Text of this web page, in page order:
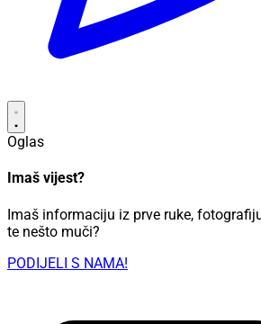
Oglas
Imaš vijest?
Imaš informaciju iz prve ruke,
te nešto muči?
PODIJELI S NAMA!